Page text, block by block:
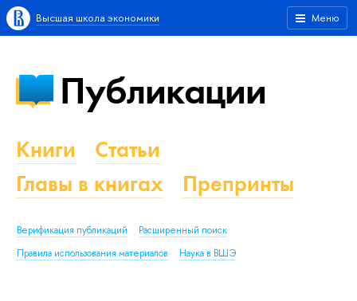
Меню
Высшая школа экономики
Публикации
Книги
Статьи
Главы в книгах
Препринты
Верификация публикаций
Расширенный поиск
Правила использования материалов
Наука в ВШЭ